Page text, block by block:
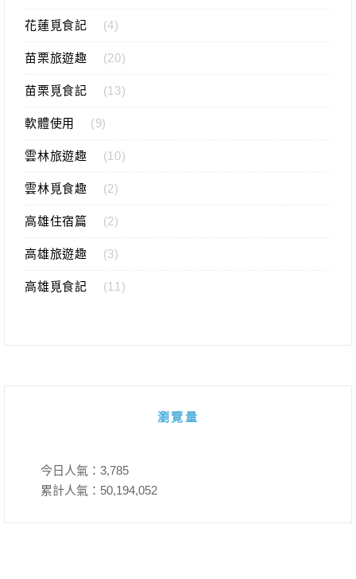
花蓮覓食記 (4)
苗栗旅遊趣 (20)
苗栗覓食記 (13)
軟體使用 (9)
雲林旅遊趣 (10)
雲林覓食趣 (2)
高雄住宿篇 (2)
高雄旅遊趣 (3)
高雄覓食記 (11)
瀏覽量
今日人氣： 3,785
累計人氣： 50,194,052